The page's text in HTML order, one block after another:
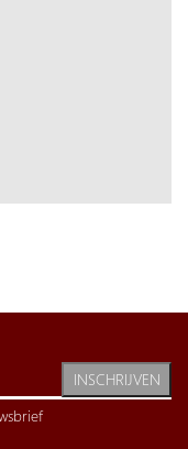
INSCHRIJVEN